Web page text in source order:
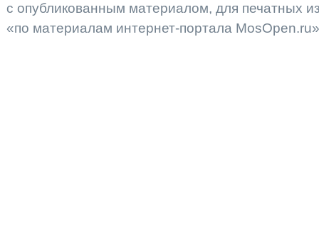
с опубликованным материалом, для печатных
«по материалам интернет-портала